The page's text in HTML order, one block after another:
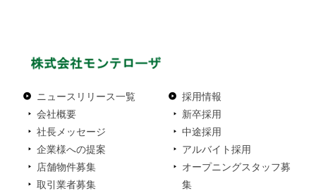
ニュースリリース一覧
会社概要
社長メッセージ
企業様への提案
店舗物件募集
取引業者募集
採用情報
新卒採用
中途採用
アルバイト採用
オープニングスタッフ募
集